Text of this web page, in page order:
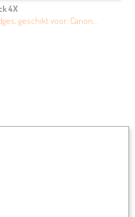
4X
geschikt voor: Canon…